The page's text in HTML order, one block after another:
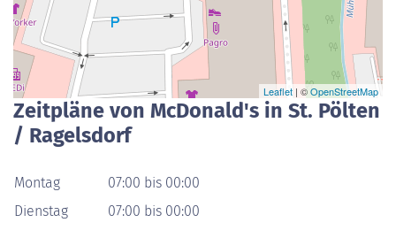
Leaflet | ©OpenStreetMap
Zeitpläne von McDonald's in St. Pölten
/ Ragelsdorf
Montag
07:00 bis 00:00
Dienstag
07:00 bis 00:00